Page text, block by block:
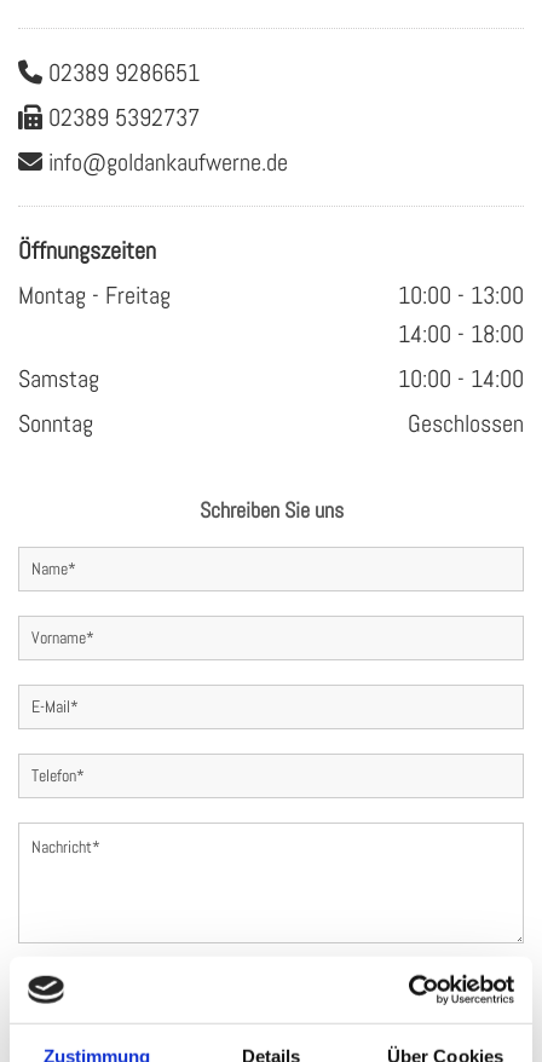
Zustimmung Details Über Cookies
 02389 9286651
 02389 5392737
 info@​gol​dank​aufw​erne.​de
Öffnungszeiten
Montag - Freitag
10:00 - 13:00
14:00 - 18:00
Samstag
10:00 - 14:00
Sonntag
Geschlossen
Schreiben Sie uns
Ich habe die Datenschutzerklärung zur Kenntnis genommen. Ich stimme einer
elektronischen Speicherung und Verarbeitung meiner eingegebenen Daten zur Beantwortung
meiner Anfrage zu. *